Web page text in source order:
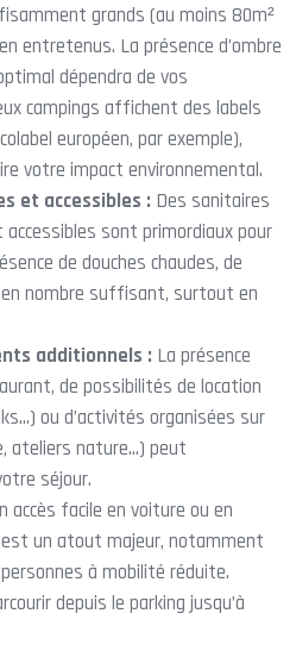
grands (au moins 80m²
entretenus. La présence d’ombre
dépendra de vos
campings affichent des labels
européen, par exemple),
votre impact environnemental.
et accessibles : Des sanitaires
sont primordiaux pour
de douches chaudes, de
nombre suffisant, surtout en
additionnels : La présence
de possibilités de location
ou d’activités organisées sur
ateliers nature…) peut
séjour.
accès facile en voiture ou en
un atout majeur, notamment
à mobilité réduite.
depuis le parking jusqu’à